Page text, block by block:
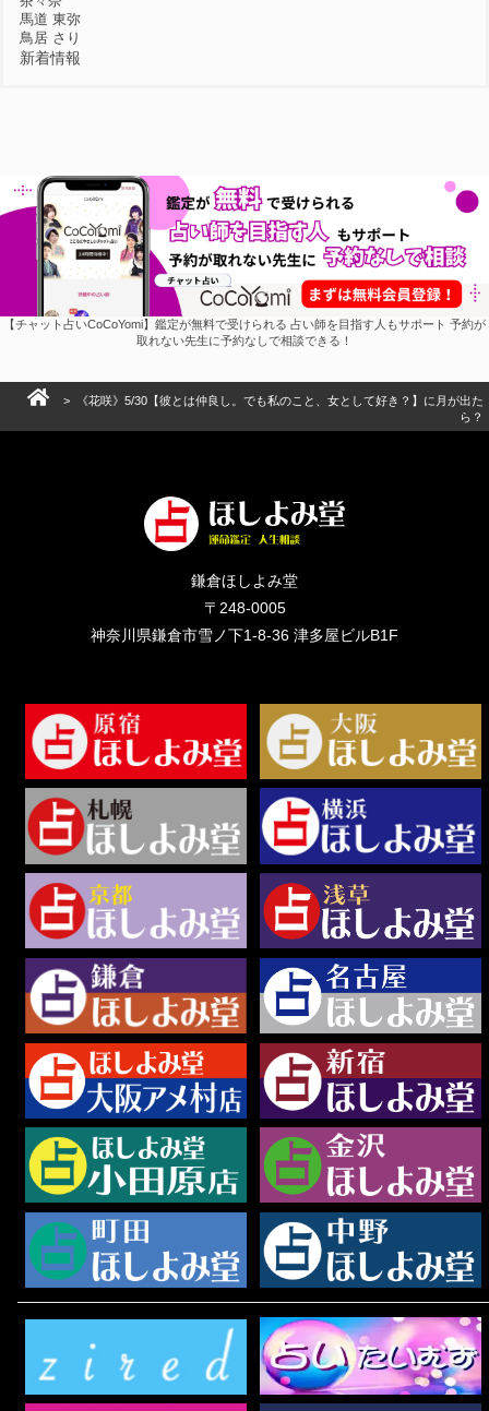
馬道 東弥
鳥居 さり
新着情報
【チャット占いCoCoYomi】鑑定が無料で受けられる 占い師を目指す人もサポート 予約が
取れない先生に予約なしで相談できる！
> 《花咲》5/30【彼とは仲良し。でも私のこと、女として好き？】に月が出た
ら？
鎌倉ほしよみ堂
〒248-0005
神奈川県鎌倉市雪ノ下1-8-36 津多屋ビルB1F